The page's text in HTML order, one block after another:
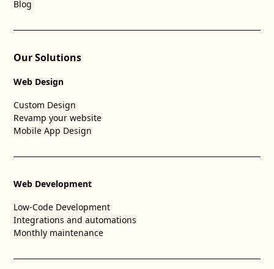
Blog
Our Solutions
Web Design
Custom Design
Revamp your website
Mobile App Design
Web Development
Low-Code Development
Integrations and automations
Monthly maintenance